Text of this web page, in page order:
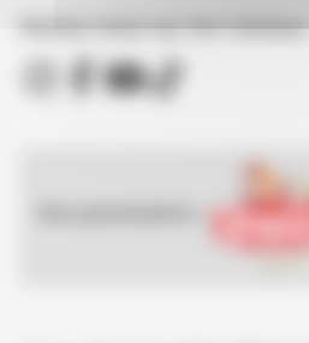
Suivez nous sur les réseaux